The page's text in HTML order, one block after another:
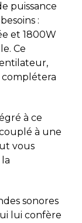
puissance
:
et 1800W
Ce
à ce
à une
vous
sonores
lui confère